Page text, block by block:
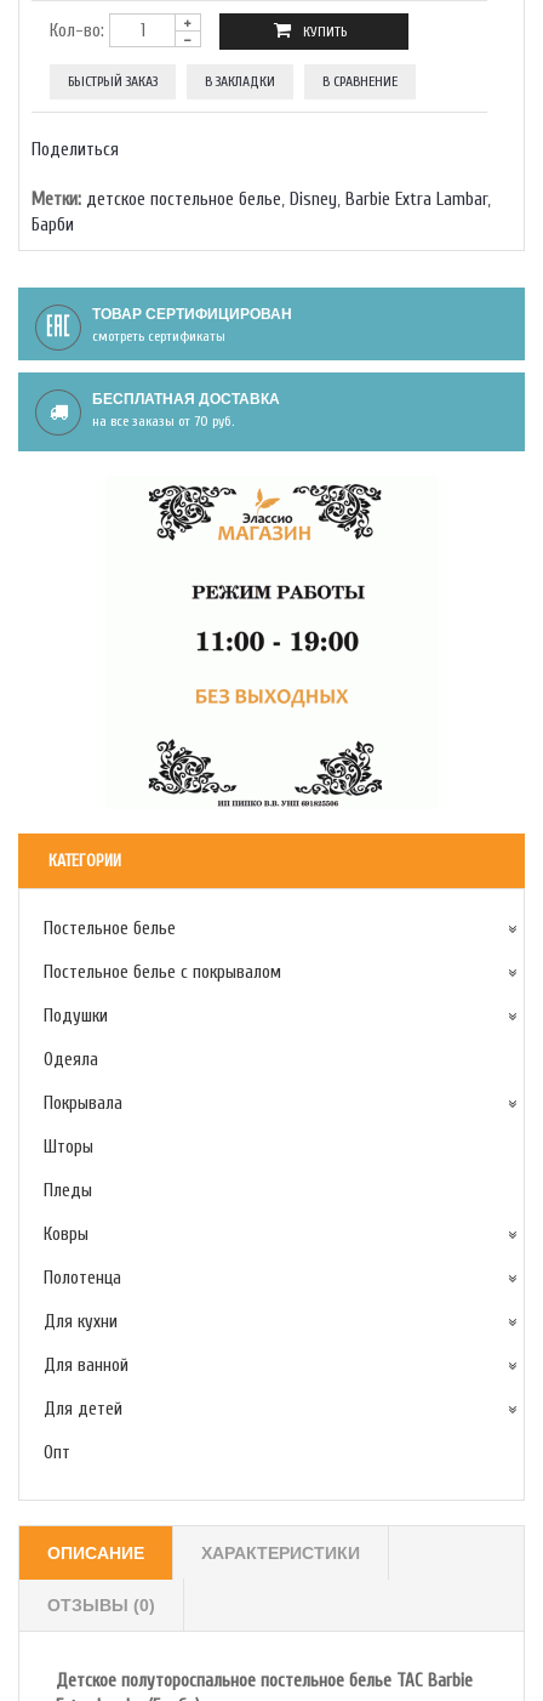
Кол-во:
БЫСТРЫЙ ЗАКАЗ В ЗАКЛАДКИ В СРАВНЕНИЕ
Поделиться
Метки: детское постельное белье, Disney, Barbie Extra Lambar,
Барби
ТОВАР СЕРТИФИЦИРОВАН
смотреть сертификаты
БЕСПЛАТНАЯ ДОСТАВКА
на все заказы от 70 руб.
КАТЕГОРИИ
Постельное белье
Постельное белье с покрывалом
Подушки
Одеяла
Покрывала
Шторы
Пледы
Ковры
Полотенца
Для кухни
Для ванной
Для детей
Опт
ОПИСАНИЕ ХАРАКТЕРИСТИКИ
ОТЗЫВЫ (0)
Детское полутороспальное постельное белье TAC Barbie